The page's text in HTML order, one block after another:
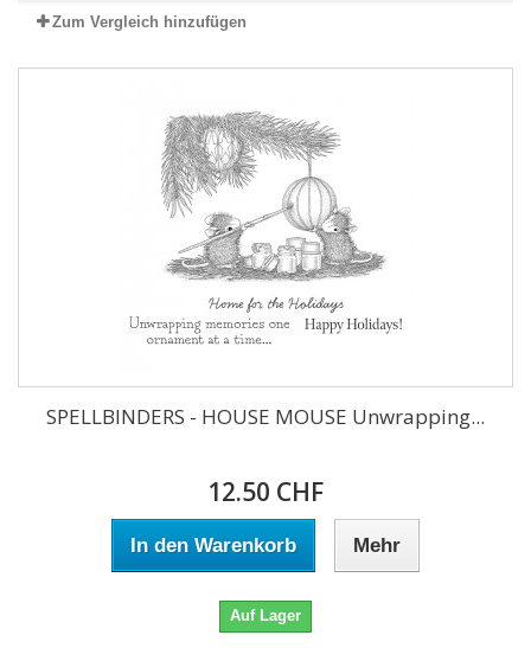
Zum Vergleich hinzufügen
SPELLBINDERS - HOUSE MOUSE Unwrapping...
12.50 CHF
In den Warenkorb Mehr
Auf Lager